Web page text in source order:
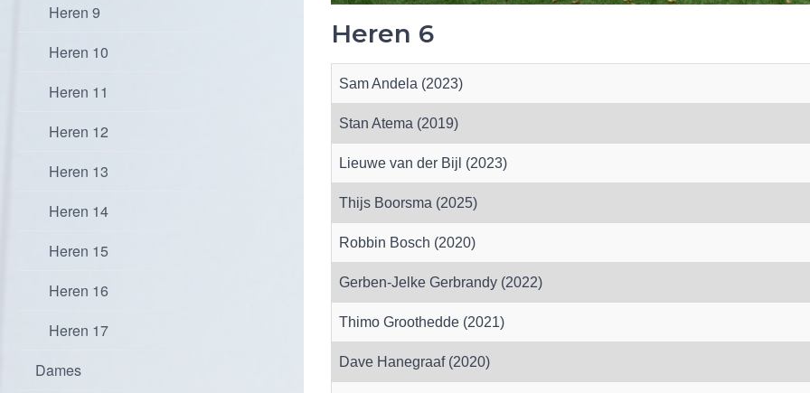
Heren 9
Heren 10
Heren 11
Heren 12
Heren 13
Heren 14
Heren 15
Heren 16
Heren 17
Dames
Heren 6
Sam Andela (2023)
Stan Atema (2019)
Lieuwe van der Bijl (2023)
Thijs Boorsma (2025)
Robbin Bosch (2020)
Gerben-Jelke Gerbrandy (2022)
Thimo Groothedde (2021)
Dave Hanegraaf (2020)